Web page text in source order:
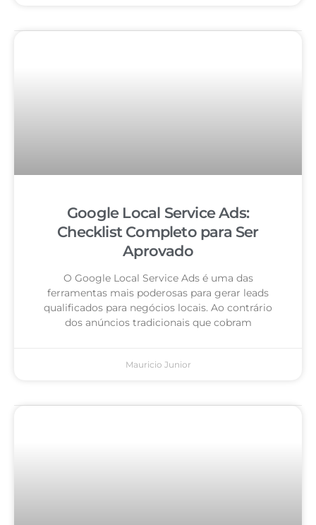
Google Local Service Ads:
Checklist Completo para Ser
Aprovado
O Google Local Service Ads é uma das
ferramentas mais poderosas para gerar leads
qualificados para negócios locais. Ao contrário
dos anúncios tradicionais que cobram
Mauricio Junior